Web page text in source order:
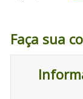
Faça sua